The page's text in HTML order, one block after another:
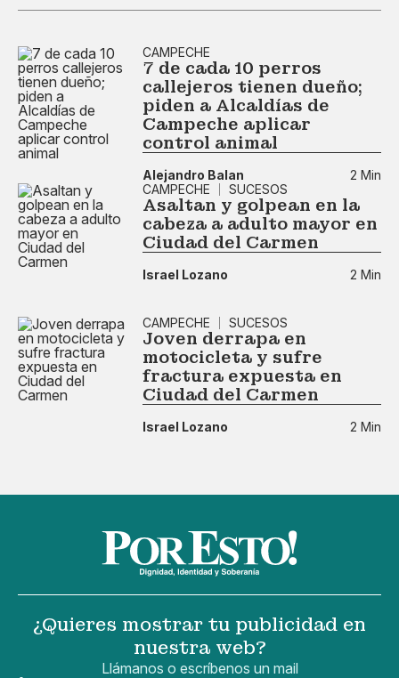
CAMPECHE
7 de cada 10 perros
callejeros tienen dueño;
piden a Alcaldías de
Campeche aplicar
control animal
Alejandro Balan
2 Min
CAMPECHE
SUCESOS
Asaltan y golpean en la
cabeza a adulto mayor en
Ciudad del Carmen
Israel Lozano 2 Min
CAMPECHE SUCESOS
Joven derrapa en
motocicleta y sufre
fractura expuesta en
Ciudad del Carmen
Israel Lozano 2 Min
¿Quieres mostrar tu publicidad en
nuestra web?
Llámanos o escríbenos un mail